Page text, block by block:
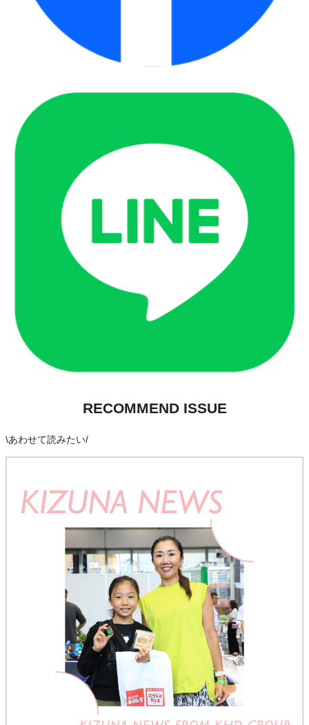
RECOMMEND ISSUE
\あわせて読みたい/